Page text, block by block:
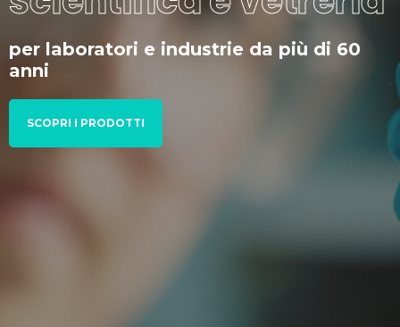
per laboratori e industrie da più di 60
anni
SCOPRI I PRODOTTI